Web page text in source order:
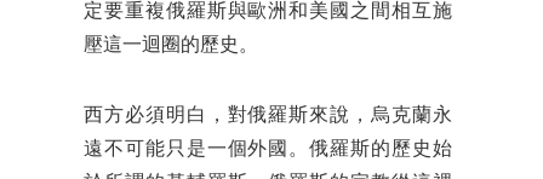
定要重複俄羅斯與歐洲和美國之間相互施
壓這一迴圈的歷史。
西方必須明白，對俄羅斯來說，烏克蘭永
遠不可能只是一個外國。俄羅斯的歷史始